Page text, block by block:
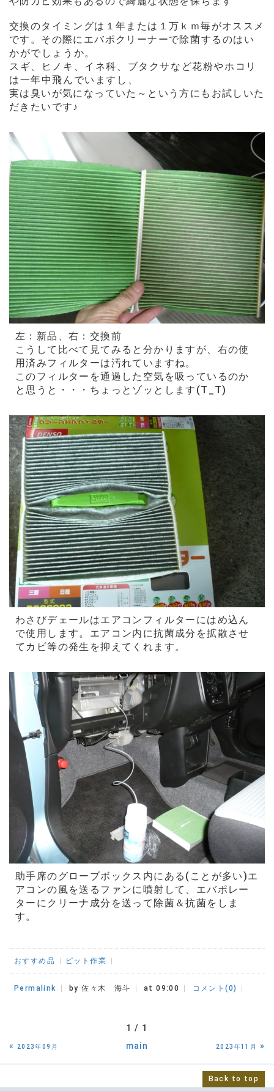
交換のタイミングは１年または１万ｋｍ毎がオススメ
です。その際に エバポクリーナーで除菌するのはい
かがでしょうか。
スギ、ヒノキ、イネ科、ブタクサなど花粉やホコリ
は一年中飛んでいますし、
実は臭いが気になっていた～という方にもお試しいた
だきたいです♪
左：新品、右：交換前
こうして比べて見てみると分かりますが、右の使
用済みフィルターは汚れていますね。
このフィルターを通過した空気を吸っているのか
と思うと・・・ちょっとゾッとします(T_T)
わさびデェールはエアコンフィルターにはめ込ん
で使用します。エアコン内に抗菌成分を拡散させ
てカビ等の発生を抑えてくれます。
助手席のグローブボックス内にある(ことが多い)エ
アコンの風を送るファンに噴射して、エバポレー
ターにクリーナ成分を送って 除菌＆抗菌をしま
す。
おすすめ品 ピット作業
Permalink by 佐々木 海斗 at 09:00 コメント(0)
1 / 1
«
2023年09月 main 2023年11月 »
Back to top